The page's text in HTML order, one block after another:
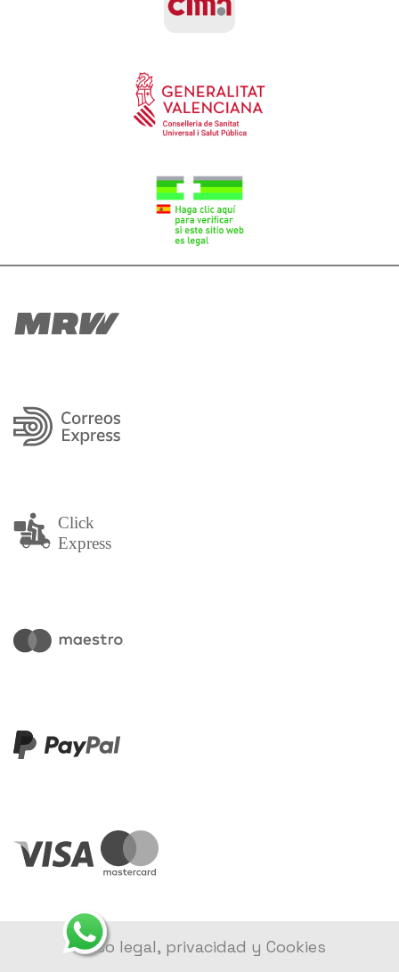
Aviso legal, privacidad y Cookies